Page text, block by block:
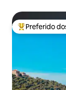
Entre os
Preferido